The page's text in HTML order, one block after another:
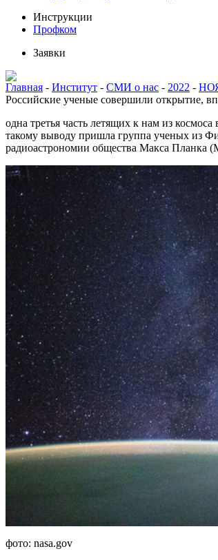
Инструкции
Профком
Заявки
Главная - Институт - СМИ о нас - 2022 -
Российские ученые совершили открытие,
одна третья часть летящих к нам из
такому выводу пришла группа ученых из
радиоастрономии общества Макса Планка
фото: nasa.gov